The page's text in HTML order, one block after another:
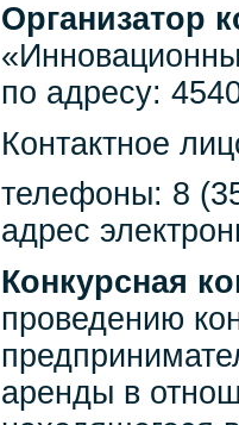
Организатор
по адресу:
Контактное
телефоны: 8
адрес
Конкурсная
проведению
аренды в